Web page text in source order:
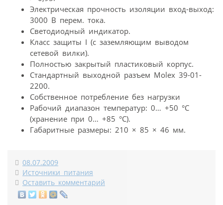
Электрическая прочность изоляции вход-выход:
3000 В перем. тока.
Светодиодный индикатор.
Класс защиты I (с заземляющим выводом
сетевой вилки).
Полностью закрытый пластиковый корпус.
Cтандартный выходной разъем Molex 39-01-
2200.
Собственное потребление без нагрузки
Рабочий диапазон температур: 0… +50 °С
(хранение при 0… +85 °С).
Габаритные размеры: 210 × 85 × 46 мм.
08.07.2009
Источники питания
Оставить комментарий